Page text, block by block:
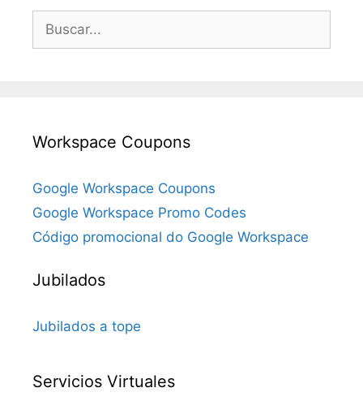
Buscar:
Workspace Coupons
Google Workspace Coupons
Google Workspace Promo Codes
Código promocional do Google Workspace
Jubilados
Jubilados a tope
Servicios Virtuales